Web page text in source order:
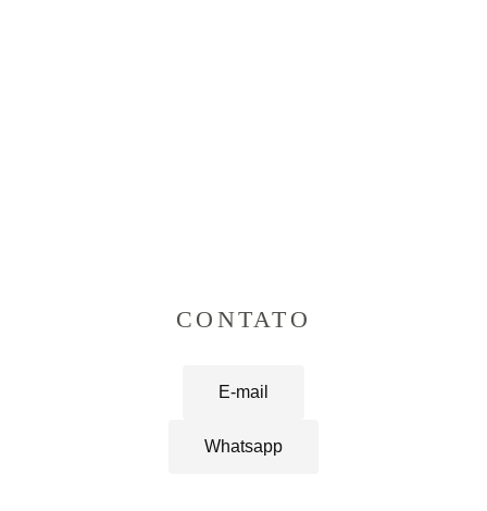
CONTATO
E-mail
Whatsapp